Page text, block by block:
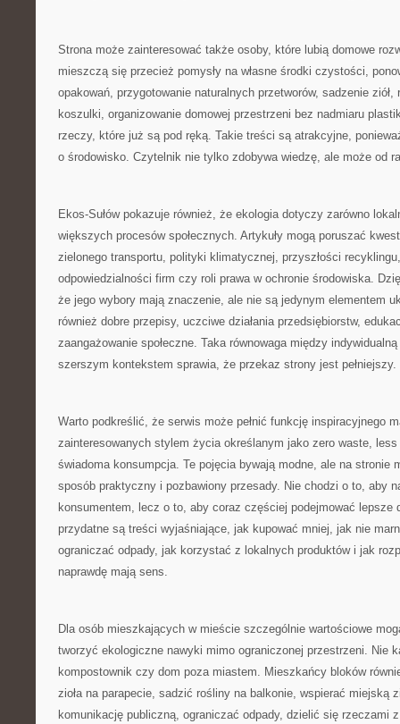
Strona może zainteresować także osoby, które lubią domowe
mieszczą się przecież pomysły na własne środki czystości,
opakowań, przygotowanie naturalnych przetworów, sadzenie
koszulki, organizowanie domowej przestrzeni bez nadmiaru
rzeczy, które już są pod ręką. Takie treści są atrakcyjne,
o środowisko. Czytelnik nie tylko zdobywa wiedzę, ale może od
Ekos-Sułów pokazuje również, że ekologia dotyczy zarówno
większych procesów społecznych. Artykuły mogą poruszać
zielonego transportu, polityki klimatycznej, przyszłości
odpowiedzialności firm czy roli prawa w ochronie środowiska.
że jego wybory mają znaczenie, ale nie są jedynym elementem
również dobre przepisy, uczciwe działania przedsiębiorstw,
zaangażowanie społeczne. Taka równowaga między
szerszym kontekstem sprawia, że przekaz strony jest pełniejszy.
Warto podkreślić, że serwis może pełnić funkcję inspiracyjnego
zainteresowanych stylem życia określanym jako zero waste,
świadoma konsumpcja. Te pojęcia bywają modne, ale na stronie
sposób praktyczny i pozbawiony przesady. Nie chodzi o to, aby
konsumentem, lecz o to, aby coraz częściej podejmować lepsze
przydatne są treści wyjaśniające, jak kupować mniej, jak nie
ograniczać odpady, jak korzystać z lokalnych produktów i jak
naprawdę mają sens.
Dla osób mieszkających w mieście szczególnie wartościowe
tworzyć ekologiczne nawyki mimo ograniczonej przestrzeni. Nie
kompostownik czy dom poza miastem. Mieszkańcy bloków
zioła na parapecie, sadzić rośliny na balkonie, wspierać miejską
komunikację publiczną, ograniczać odpady, dzielić się rzeczami